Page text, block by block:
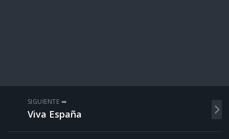
SIGUIENTE ➡️
Viva España